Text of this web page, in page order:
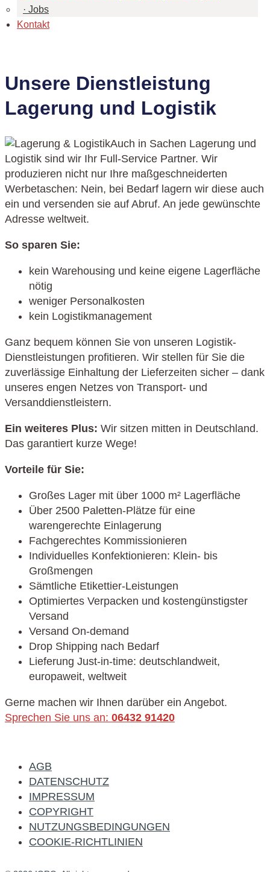
Jobs
Kontakt
Unsere Dienstleistung
Lagerung und Logistik
Auch in Sachen Lagerung und
Logistik sind wir Ihr Full-Service Partner. Wir
produzieren nicht nur Ihre maßgeschneiderten
Werbetaschen: Nein, bei Bedarf lagern wir diese auch
ein und versenden sie auf Abruf. An jede gewünschte
Adresse weltweit.
So sparen Sie:
kein Warehousing und keine eigene Lagerfläche
nötig
weniger Personalkosten
kein Logistikmanagement
Ganz bequem können Sie von unseren Logistik-
Dienstleistungen profitieren. Wir stellen für Sie die
zuverlässige Einhaltung der Lieferzeiten sicher – dank
unseres engen Netzes von Transport- und
Versanddienstleistern.
Ein weiteres Plus: Wir sitzen mitten in Deutschland.
Das garantiert kurze Wege!
Vorteile für Sie:
Großes Lager mit über 1000 m² Lagerfläche
Über 2500 Paletten-Plätze für eine
warengerechte Einlagerung
Fachgerechtes Kommissionieren
Individuelles Konfektionieren: Klein- bis
Großmengen
Sämtliche Etikettier-Leistungen
Optimiertes Verpacken und kostengünstigster
Versand
Versand On-demand
Drop Shipping nach Bedarf
Lieferung Just-in-time: deutschlandweit,
europaweit, weltweit
Gerne machen wir Ihnen darüber ein Angebot.
Sprechen Sie uns an: 06432 91420
AGB
DATENSCHUTZ
IMPRESSUM
COPYRIGHT
NUTZUNGSBEDINGUNGEN
COOKIE-RICHTLINIEN